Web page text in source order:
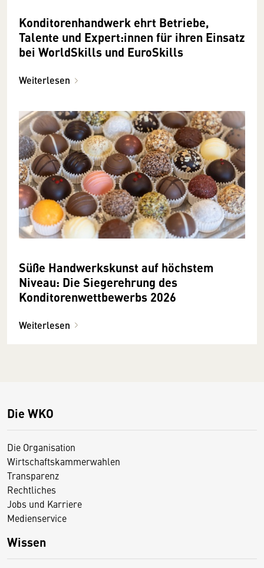
Konditorenhandwerk ehrt Betriebe,
Talente und Expert:innen für ihren Einsatz
bei WorldSkills und EuroSkills
Weiterlesen
Süße Handwerkskunst auf höchstem
Niveau: Die Siegerehrung des
Konditorenwettbewerbs 2026
Weiterlesen
Die WKO
Die Organisation
Wirtschaftskammerwahlen
Transparenz
Rechtliches
Jobs und Karriere
Medienservice
Wissen